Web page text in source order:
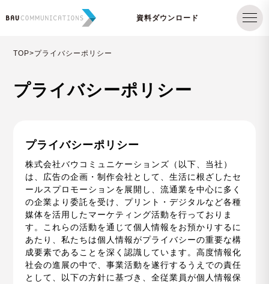
資料ダウンロード
TOP>プライバシーポリシー
プライバシーポリシー
プライバシーポリシー
株式会社バウコミュニケーションズ（以下、当社）
は、広告の企画・制作会社として、生活に根ざしたセ
ールスプロモーションを展開し、流通業を中心に多く
の企業より委託を受け、プリント・デジタルなど各種
媒体を活用したマーケティング活動を行っておりま
す。これらの活動を通じて個人情報をお預かりするに
あたり、私たちは個人情報がプライバシーの重要な構
成要素であることを深く認識しています。高度情報化
社会の進展の中で、事業活動を遂行するうえでの責任
として、以下の方針に基づき、全従業員が個人情報保